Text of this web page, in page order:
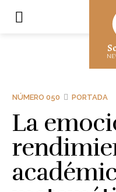
NÚMERO 050 PORTADA
La